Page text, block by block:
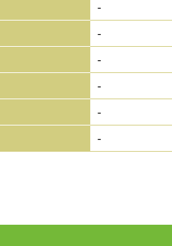
-
-
-
-
-
-